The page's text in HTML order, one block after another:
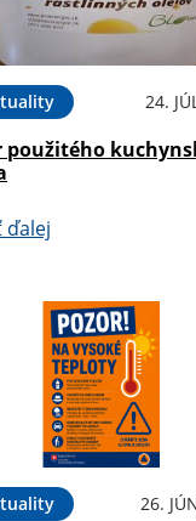
24.
použitého
ďalej
26.